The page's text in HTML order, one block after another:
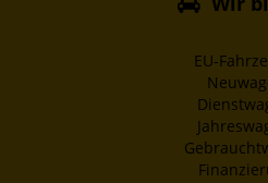
EU-